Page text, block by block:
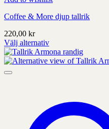
Coffee & More djup tallrik
220,00 kr
Välj alternativ
Denna
produkt
har
produktens